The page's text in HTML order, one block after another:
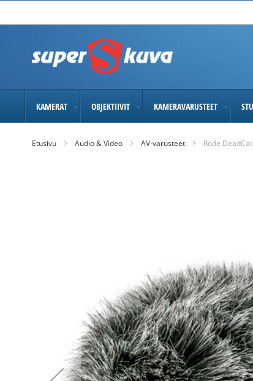
to
KAMERAT OBJEKTIIVIT KAMERAVARUSTEET
Etusivu Audio & Video AV-varusteet Rode